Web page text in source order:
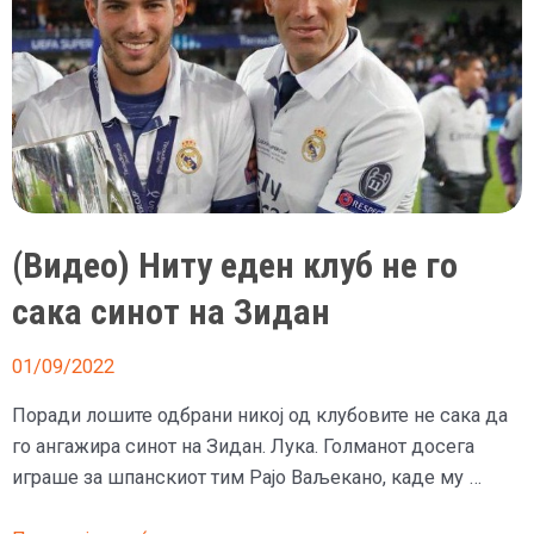
(Видео) Ниту еден клуб не го
сака синот на Зидан
01/09/2022
Поради лошите одбрани никој од клубовите не сака да
го ангажира синот на Зидан. Лука. Голманот досега
играше за шпанскиот тим Рајо Ваљекано, каде му …